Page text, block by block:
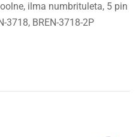
ilma numbrituleta, 5 pin
3718, BREN-3718-2P